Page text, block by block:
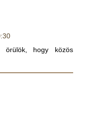
hogy közös